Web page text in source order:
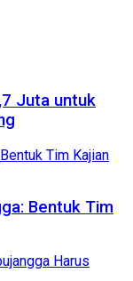
Juta untuk
Bentuk Tim